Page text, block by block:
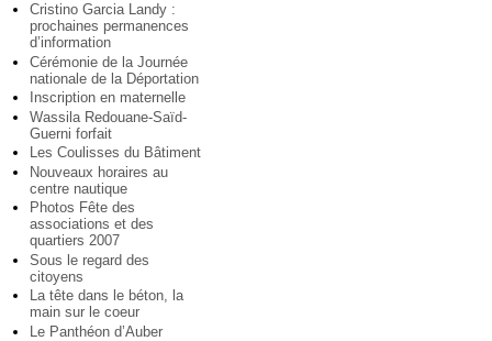
Cristino Garcia Landy :
prochaines permanences
d’information
Cérémonie de la Journée
nationale de la Déportation
Inscription en maternelle
Wassila Redouane-Saïd-
Guerni forfait
Les Coulisses du Bâtiment
Nouveaux horaires au
centre nautique
Photos Fête des
associations et des
quartiers 2007
Sous le regard des
citoyens
La tête dans le béton, la
main sur le coeur
Le Panthéon d’Auber